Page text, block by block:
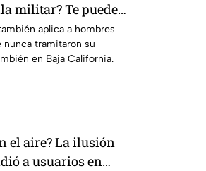
militar? Te pueden
en Baja
aplica a hombres
nunca tramitaron su
en Baja California.
el aire? La ilusión
a usuarios en